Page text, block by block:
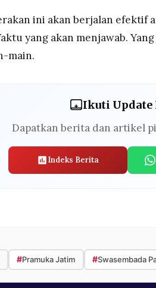
ini akan berjalan efektif
yang akan menjawab.
main.
Ikuti Update
Dapatkan berita dan artikel
Indeks Berita
#Pramuka Jatim #Swasembada